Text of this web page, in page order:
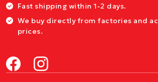
Fast shipping within 1-2 days.
We buy directly from factories and
prices.